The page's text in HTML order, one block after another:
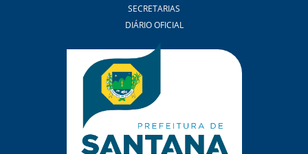
SECRETARIAS
DIÁRIO OFICIAL